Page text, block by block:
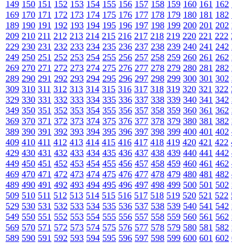
149 150 151 152 153 154 155 156 157 158 159 160 161 162
169 170 171 172 173 174 175 176 177 178 179 180 181 182
189 190 191 192 193 194 195 196 197 198 199 200 201 202
209 210 211 212 213 214 215 216 217 218 219 220 221 222
229 230 231 232 233 234 235 236 237 238 239 240 241 242
249 250 251 252 253 254 255 256 257 258 259 260 261 262
269 270 271 272 273 274 275 276 277 278 279 280 281 282
289 290 291 292 293 294 295 296 297 298 299 300 301 302
309 310 311 312 313 314 315 316 317 318 319 320 321 322
329 330 331 332 333 334 335 336 337 338 339 340 341 342
349 350 351 352 353 354 355 356 357 358 359 360 361 362
369 370 371 372 373 374 375 376 377 378 379 380 381 382
389 390 391 392 393 394 395 396 397 398 399 400 401 402
409 410 411 412 413 414 415 416 417 418 419 420 421 422
429 430 431 432 433 434 435 436 437 438 439 440 441 442
449 450 451 452 453 454 455 456 457 458 459 460 461 462
469 470 471 472 473 474 475 476 477 478 479 480 481 482
489 490 491 492 493 494 495 496 497 498 499 500 501 502
509 510 511 512 513 514 515 516 517 518 519 520 521 522
529 530 531 532 533 534 535 536 537 538 539 540 541 542
549 550 551 552 553 554 555 556 557 558 559 560 561 562
569 570 571 572 573 574 575 576 577 578 579 580 581 582
589 590 591 592 593 594 595 596 597 598 599 600 601 602